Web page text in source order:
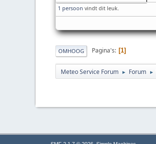
1 persoon vindt dit leuk.
OMHOOG Pagina's 1
Meteo Service Forum ► Forum ►